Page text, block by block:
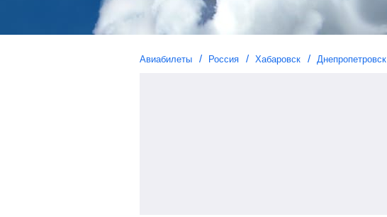
Авиабилеты Россия Хабаровск Днепропетровск